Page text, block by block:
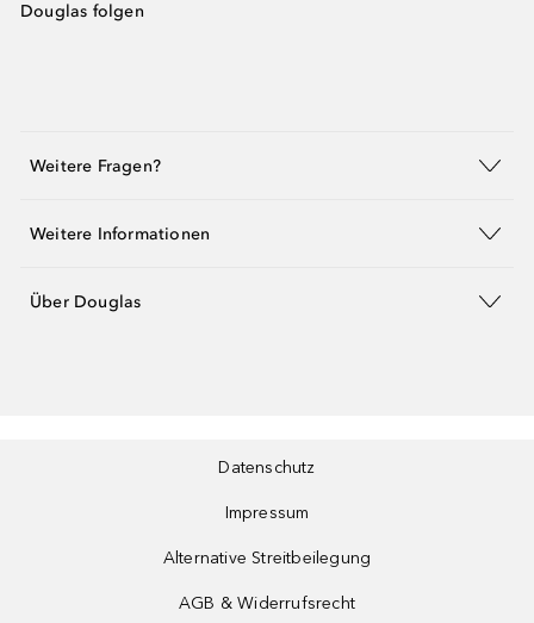
Douglas folgen
Weitere Fragen?
Weitere Informationen
Über Douglas
Datenschutz
Impressum
Alternative Streitbeilegung
AGB & Widerrufsrecht